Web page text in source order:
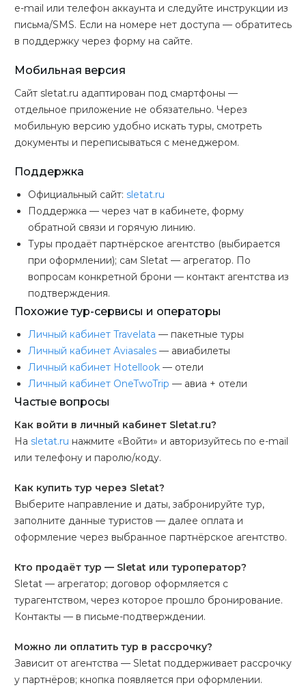
e-mail или телефон аккаунта и следуйте инструкции из
письма/SMS. Если на номере нет доступа — обратитесь
в поддержку через форму на сайте.
Мобильная версия
Сайт sletat.ru адаптирован под смартфоны —
отдельное приложение не обязательно. Через
мобильную версию удобно искать туры, смотреть
документы и переписываться с менеджером.
Поддержка
Официальный сайт: sletat.ru
Поддержка — через чат в кабинете, форму
обратной связи и горячую линию.
Туры продаёт партнёрское агентство (выбирается
при оформлении); сам Sletat — агрегатор. По
вопросам конкретной брони — контакт агентства из
подтверждения.
Похожие тур-сервисы и операторы
Личный кабинет Travelata — пакетные туры
Личный кабинет Aviasales — авиабилеты
Личный кабинет Hotellook — отели
Личный кабинет OneTwoTrip — авиа + отели
Частые вопросы
Как войти в личный кабинет Sletat.ru?
На sletat.ru нажмите «Войти» и авторизуйтесь по e-mail
или телефону и паролю/коду.
Как купить тур через Sletat?
Выберите направление и даты, забронируйте тур,
заполните данные туристов — далее оплата и
оформление через выбранное партнёрское агентство.
Кто продаёт тур — Sletat или туроператор?
Sletat — агрегатор; договор оформляется с
турагентством, через которое прошло бронирование.
Контакты — в письме-подтверждении.
Можно ли оплатить тур в рассрочку?
Зависит от агентства — Sletat поддерживает рассрочку
у партнёров; кнопка появляется при оформлении.